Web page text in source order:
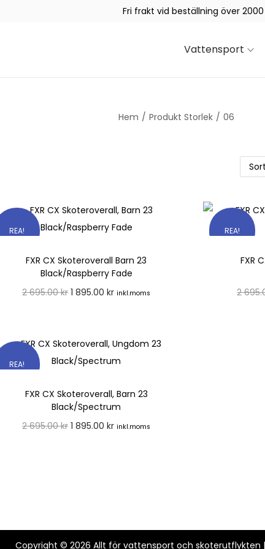
Fri frakt vid beställning över 2000
Vattensport
Hem / Produkt Storlek / 06
REA!
FXR CX Skoteroverall Barn 23
Black/Raspberry Fade
2 695.00kr 1 895.00kr inkl.moms
REA!
FXR
2
REA!
FXR CX Skoteroverall, Barn 23
Black/Spectrum
2 695.00kr 1 895.00kr inkl.moms
Copyright © 2026 Allt för vattensport och skoterutflykten |